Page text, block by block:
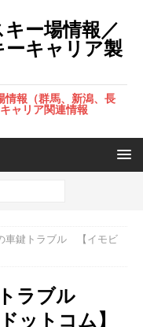
ー場情報／
キャリア製
情報（群馬、新潟、長
ャリア関連情報
車鍵トラブル 【イモビ
ラブル
ットコム】